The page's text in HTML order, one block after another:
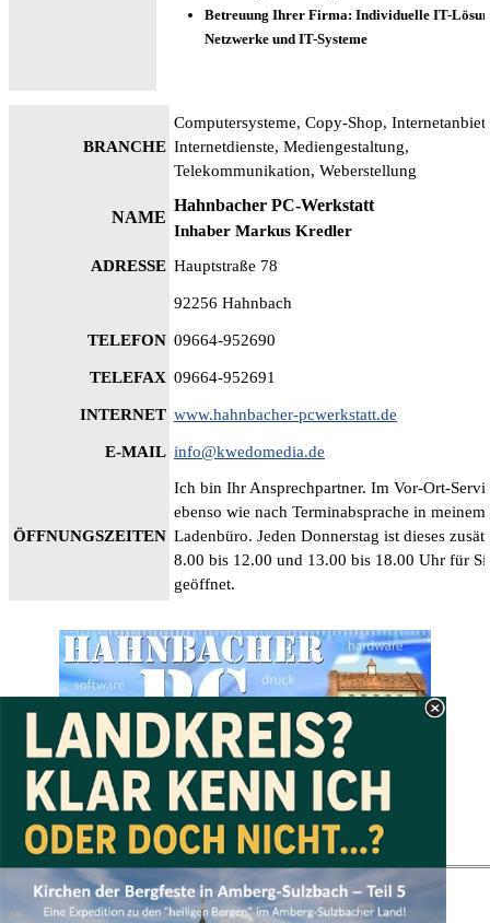
Betreuung Ihrer Firma: Individuelle IT-
Netzwerke und IT-Systeme
BRANCHE
Computersysteme, Copy-Shop,
Internetdienste, Mediengestaltung,
Telekommunikation, Weberstellung
NAME
Hahnbacher PC-Werkstatt
Inhaber Markus Kredler
ADRESSE Hauptstraße 78
92256 Hahnbach
TELEFON 09664-952690
TELEFAX 09664-952691
INTERNET www.hahnbacher-pcwerkstatt.de
E-MAIL info@kwedomedia.de
ÖFFNUNGSZEITEN
Ich bin Ihr Ansprechpartner. Im Vor-Ort-
ebenso wie nach Terminabsprache in meinem
Ladenbüro. Jeden Donnerstag ist dieses
8.00 bis 12.00 und 13.00 bis 18.00 Uhr für
geöffnet.
Zurück